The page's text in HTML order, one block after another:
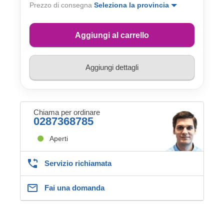
Prezzo di consegna Seleziona la provincia
Aggiungi al carrello
Aggiungi dettagli
Chiama per ordinare
0287368785
Aperti
Servizio richiamata
Fai una domanda